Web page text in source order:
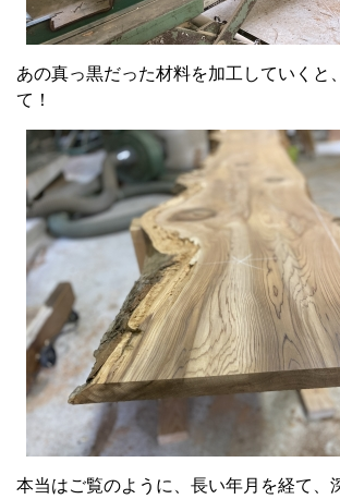
あの真っ黒だった材料を加工していくと
て！
本当はご覧のように、長い年月を経て、